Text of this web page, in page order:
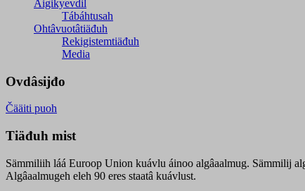
Äigikyevdil
Tábáhtusah
Ohtâvuotâtiäđuh
Rekigistemtiäđuh
Media
Ovdâsijđo
Čääiti puoh
Tiäđuh mist
Sämmiliih láá Euroop Union kuávlu áinoo algâaalmug. Sämmilij
Algâaalmugeh eleh 90 eres staatâ kuávlust.